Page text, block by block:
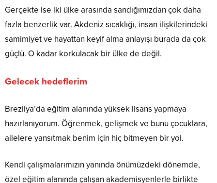
Gerçekte ise iki ülke arasında sandığımızdan çok daha
fazla benzerlik var. Akdeniz sıcaklığı, insan ilişkilerindeki
samimiyet ve hayattan keyif alma anlayışı burada da çok
güçlü. O kadar korkulacak bir ülke de değil.
Gelecek hedeflerim
Brezilya’da eğitim alanında yüksek lisans yapmaya
hazırlanıyorum. Öğrenmek, gelişmek ve bunu çocuklara,
ailelere yansıtmak benim için hiç bitmeyen bir yol.
Kendi çalışmalarımızın yanında önümüzdeki dönemde,
özel eğitim alanında çalışan akademisyenlerle birlikte